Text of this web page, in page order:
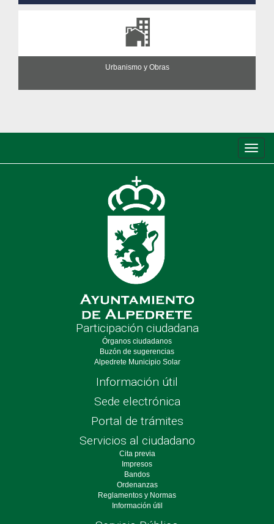
Urbanismo y Obras
de
Participación ciudadana
Órganos ciudadanos
Buzón de sugerencias
Alpedrete Municipio Solar
Información útil
Sede electrónica
Portal de trámites
Servicios al ciudadano
Cita previa
Impresos
Bandos
Ordenanzas
Reglamentos y Normas
Información útil